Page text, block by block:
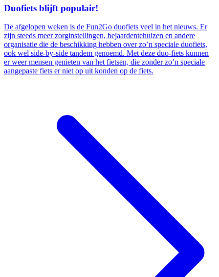
Duofiets blijft populair!
De afgelopen weken is de Fun2Go duofiets veel in het nieuws. Er
zijn steeds meer zorginstellingen, bejaardentehuizen en andere
organisatie die de beschikking hebben over zo’n speciale duofiets,
ook wel side-by-side tandem genoemd. Met deze duo-fiets kunnen
er weer mensen genieten van het fietsen, die zonder zo’n speciale
aangepaste fiets er niet op uit konden op de fiets.